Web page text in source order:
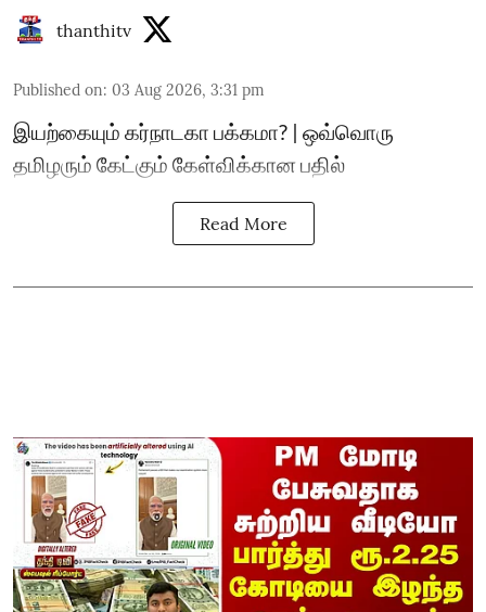
thanthitv
Published on: 03 Aug 2026, 3:31 pm
இயற்கையும் கர்நாடகா பக்கமா? | ஒவ்வொரு
தமிழரும் கேட்கும் கேள்விக்கான பதில்
Read More